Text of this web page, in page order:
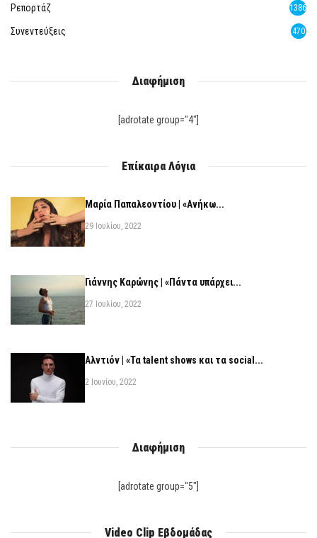
Ρεπορτάζ 1386
Συνεντεύξεις 470
Διαφήμιση
[adrotate group="4"]
Επίκαιρα Λόγια
Μαρία Παπαλεοντίου | «Ανήκω...
29 Ιουλίου, 2022
Γιάννης Καρώνης | «Πάντα υπάρχει...
27 Ιουλίου, 2022
Αλντιόν | «Τα talent shows και τα social...
2 Ιουνίου, 2022
Διαφήμιση
[adrotate group="5"]
Video Clip Εβδομάδας